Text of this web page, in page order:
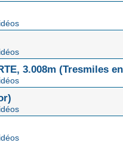
3.008m (Tresmiles